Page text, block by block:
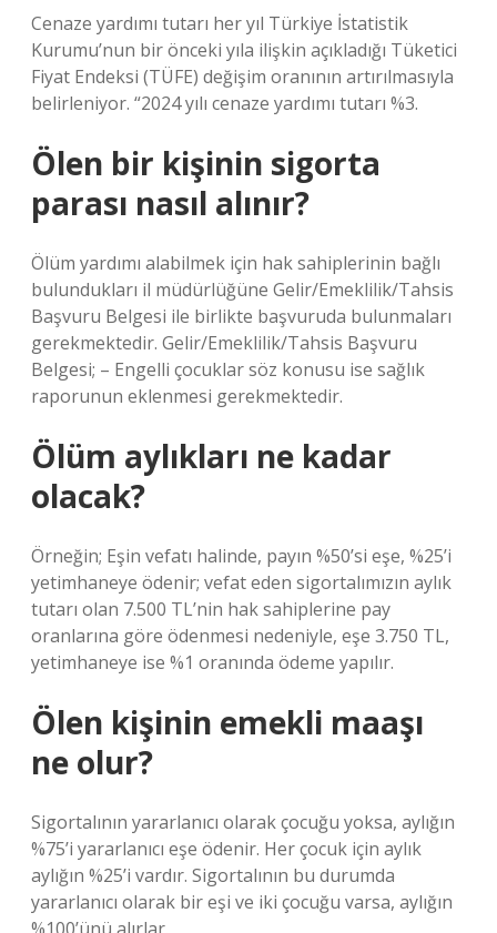
Cenaze yardımı tutarı her yıl Türkiye İstatistik
Kurumu’nun bir önceki yıla ilişkin açıkladığı Tüketici
Fiyat Endeksi (TÜFE) değişim oranının artırılmasıyla
belirleniyor. “2024 yılı cenaze yardımı tutarı %3.
Ölen bir kişinin sigorta
parası nasıl alınır?
Ölüm yardımı alabilmek için hak sahiplerinin bağlı
bulundukları il müdürlüğüne Gelir/Emeklilik/Tahsis
Başvuru Belgesi ile birlikte başvuruda bulunmaları
gerekmektedir. Gelir/Emeklilik/Tahsis Başvuru
Belgesi; – Engelli çocuklar söz konusu ise sağlık
raporunun eklenmesi gerekmektedir.
Ölüm aylıkları ne kadar
olacak?
Örneğin; Eşin vefatı halinde, payın %50’si eşe, %25’i
yetimhaneye ödenir; vefat eden sigortalımızın aylık
tutarı olan 7.500 TL’nin hak sahiplerine pay
oranlarına göre ödenmesi nedeniyle, eşe 3.750 TL,
yetimhaneye ise %1 oranında ödeme yapılır.
Ölen kişinin emekli maaşı
ne olur?
Sigortalının yararlanıcı olarak çocuğu yoksa, aylığın
%75’i yararlanıcı eşe ödenir. Her çocuk için aylık
aylığın %25’i vardır. Sigortalının bu durumda
yararlanıcı olarak bir eşi ve iki çocuğu varsa, aylığın